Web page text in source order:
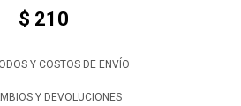
$ 210
Y COSTOS DE ENVÍO
Y DEVOLUCIONES